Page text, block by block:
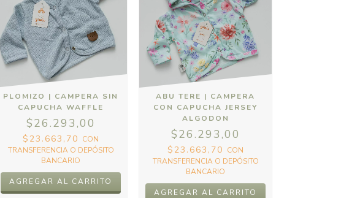
PLOMIZO | CAMPERA SIN
CAPUCHA WAFFLE
$26.293,00
$23.663,70 CON
TRANSFERENCIA O DEPÓSITO
BANCARIO
AGREGAR AL CARRITO
ABU TERE | CAMPERA
CON CAPUCHA JERSEY
ALGODON
$26.293,00
$23.663,70 CON
TRANSFERENCIA O DEPÓSITO
BANCARIO
AGREGAR AL CARRITO